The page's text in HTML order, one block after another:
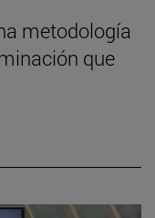
metodología
que